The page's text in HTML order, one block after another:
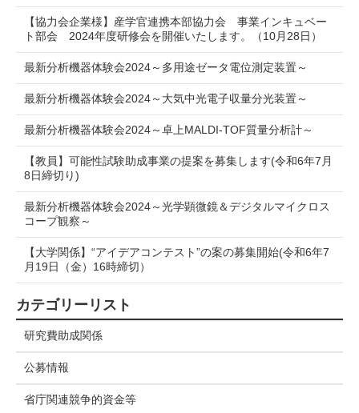
【協力会企業様】産学官連携本部協力会 事業インキュベー
ト部会 2024年度研修会を開催いたします。（10月28日）
最新分析機器体験会2024～多用途ゼータ電位測定装置～
最新分析機器体験会2024～大気中光電子収量分光装置～
最新分析機器体験会2024～卓上MALDI-TOF質量分析計～
【教員】可能性試験助成事業の提案を募集します(令和6年7月
8日締切り)
最新分析機器体験会2024～光学顕微鏡＆デジタルマイクロス
コープ観察～
【大学関係】“アイデアコンテスト”の案の募集開始(令和6年7
月19日（金）16時締切）
カテゴリーリスト
研究費助成関係
公募情報
省庁関連競争的資金等